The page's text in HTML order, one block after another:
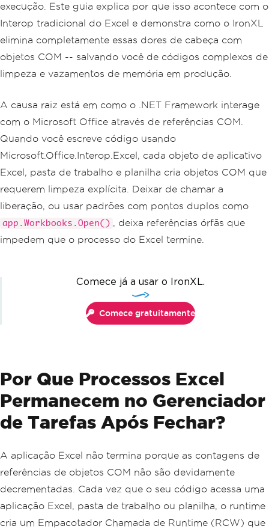
execução. Este guia explica por que isso acontece com o
Interop tradicional do Excel e demonstra como o IronXL
elimina completamente essas dores de cabeça com
objetos COM -- salvando você de códigos complexos de
limpeza e vazamentos de memória em produção.
A causa raiz está em como o .NET Framework interage
com o Microsoft Office através de referências COM.
Quando você escreve código usando
Microsoft.Office.Interop.Excel, cada objeto de aplicativo
Excel, pasta de trabalho e planilha cria objetos COM que
requerem limpeza explícita. Deixar de chamar a
liberação, ou usar padrões com pontos duplos como
app.Workbooks.Open() , deixa referências órfãs que
impedem que o processo do Excel termine.
Comece já a usar o IronXL.
Comece gratuitamente
Por Que Processos Excel
Permanecem no Gerenciador
de Tarefas Após Fechar?
A aplicação Excel não termina porque as contagens de
referências de objetos COM não são devidamente
decrementadas. Cada vez que o seu código acessa uma
aplicação Excel, pasta de trabalho ou planilha, o runtime
cria um Empacotador Chamada de Runtime (RCW) que